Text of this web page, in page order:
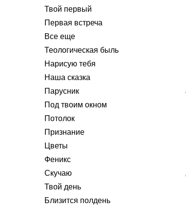
Твой первый
Первая встреча
Все еще
Теологическая быль
Нарисую тебя
Наша сказка
Парусник
Под твоим окном
Потолок
Признание
Цветы
Феникс
Скучаю
Твой день
Близится полдень